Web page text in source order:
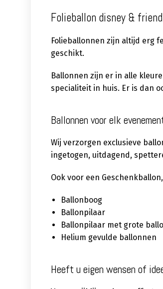
Folieballon disney &
Folieballonnen zijn altijd erg
geschikt.
Ballonnen zijn er in alle
specialiteit in huis. Er is dan
Ballonnen voor elk
Wij verzorgen exclusieve
ingetogen, uitdagend,
Ook voor een
Ballonboog
Ballonpilaar
Ballonpilaar met grote
Helium gevulde ballonnen
Heeft u eigen wensen of